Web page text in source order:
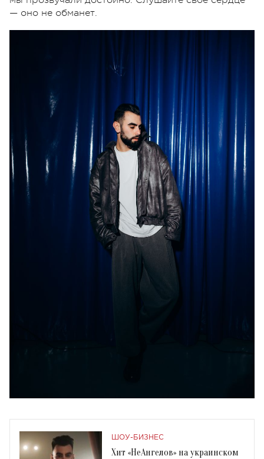
— оно не обманет.
ШОУ-БИЗНЕС
Хит «НеАнгелов» на украинском